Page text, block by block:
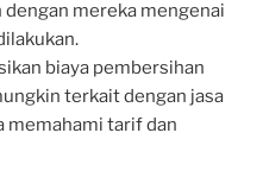
mereka mengenai
biaya pembersihan
terkait dengan jasa
memahami tarif dan